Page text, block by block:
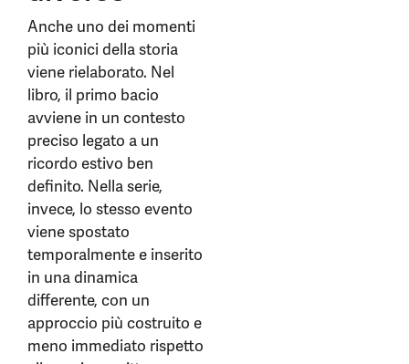
Anche uno dei momenti
più iconici della storia
viene rielaborato. Nel
libro, il primo bacio
avviene in un contesto
preciso legato a un
ricordo estivo ben
definito. Nella serie,
invece, lo stesso evento
viene spostato
temporalmente e inserito
in una dinamica
differente, con un
approccio più costruito e
meno immediato rispetto